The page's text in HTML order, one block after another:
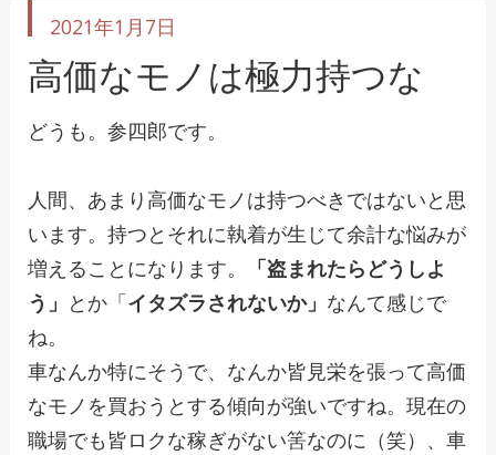
投
日
2021年1月7日
高価なモノは極力持つな
どうも。参四郎です。
人間、あまり高価なモノは持つべきではないと思
います。持つとそれに執着が生じて余計な悩みが
増えることになります。
「盗まれたらどうしよ
う」 とか「イタズラされないか」 なんて感じで
ね。
車なんか特にそうで、なんか皆見栄を張って高価
なモノを買おうとする傾向が強いですね。現在の
職場でも皆ロクな稼ぎがない筈なのに（笑）、車